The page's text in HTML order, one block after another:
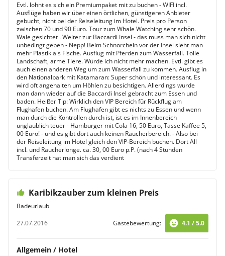
Evtl. lohnt es sich ein Premiumpaket mit zu buchen - WIFI incl.
Ausflüge haben wir über einen örtlichen, günstigeren Anbieter
gebucht, nicht bei der Reiseleitung im Hotel. Preis pro Person
zwischen 70 und 90 Euro. Tour zum Whale Watching sehr schön.
Wale gesichtet . Weiter zur Baccardi Insel - das muss man sich nicht
unbedingt geben - Nepp! Beim Schnorcheln vor der Insel sieht man
mehr Plastik als Fische. Ausflug mit Pferden zum Wasserfall. Tolle
Landschaft, arme Tiere. Würde ich nicht mehr machen. Evtl. gibt es
auch einen anderen Weg um zum Wasserfall zu kommen. Ausflug in
den Nationalpark mit Katamaran: Super schön und interessant. Es
wird oft angehalten um Höhlen zu besichtigen. Allerdings wurde
man dann wieder auf die Baccardi Insel gebracht zum Essen und
baden. Heißer Tip: Wirklich den VIP Bereich für Rückflug am
Flughafen buchen. Am Flughafen gibt es nichts zu Essen und wenn
man durch die Kontrollen durch ist, ist es im Innenbereich
unglaublich teuer - Hamburger mit Cola 16, 50 Euro, Tasse Kaffee 5,
00 Euro! - und es gibt dort auch keinen Raucherbereich. - Also bei
der Reiseleitung im Hotel gleich den VIP-Bereich buchen. Dort All
incl. und Raucherlonge. ca. 30, 00 Euro p.P. (nach 4 Stunden
Transferzeit hat man sich das verdient
Karibikzauber zum kleinen Preis
Badeurlaub
27.07.2016
Gästebewertung: 4.1 / 5.0
Allgemein / Hotel